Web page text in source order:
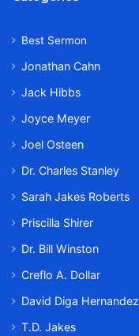
Best Sermon
Jonathan Cahn
Jack Hibbs
Joyce Meyer
Joel Osteen
Dr. Charles Stanley
Sarah Jakes Roberts
Priscilla Shirer
Dr. Bill Winston
Creflo A. Dollar
David Diga Hernandez
T.D. Jakes